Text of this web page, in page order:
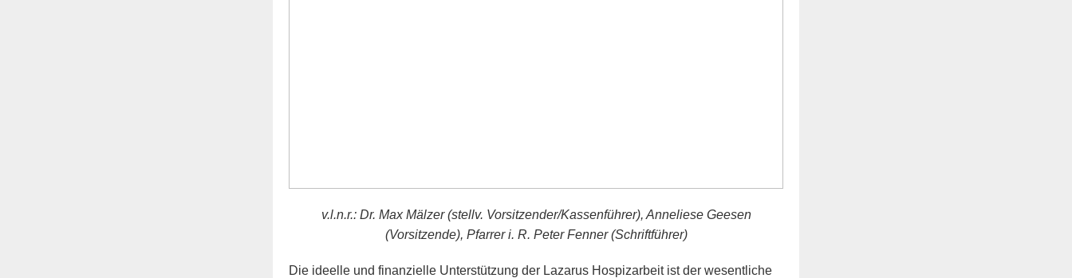
v.l.n.r.: Dr. Max Mälzer (stellv. Vorsitzender/Kassenführer), Anneliese Geesen
(Vorsitzende), Pfarrer i. R. Peter Fenner (Schriftführer)
Die ideelle und finanzielle Unterstützung der Lazarus Hospizarbeit ist der wesentliche